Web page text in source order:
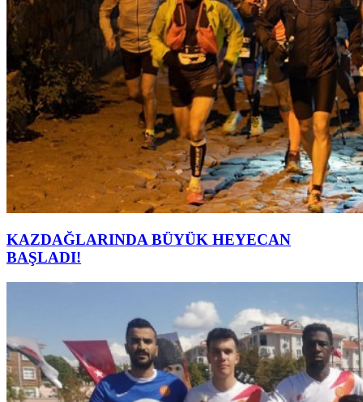
KAZDAĞLARINDA BÜYÜK HEYECAN
BAŞLADI!